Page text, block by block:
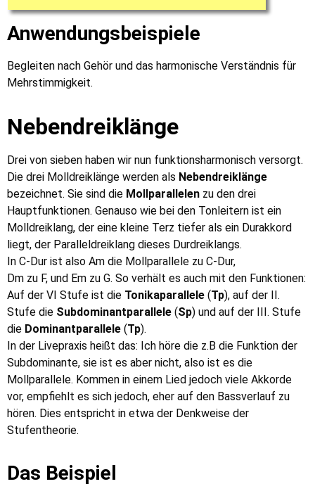
Anwendungsbeispiele
Begleiten nach Gehör und das harmonische Verständnis für
Mehrstimmigkeit.
Nebendreiklänge
Drei von sieben haben wir nun funktionsharmonisch versorgt.
Die drei Molldreiklänge werden als Nebendreiklänge
bezeichnet. Sie sind die Mollparallelen zu den drei
Hauptfunktionen. Genauso wie bei den Tonleitern ist ein
Molldreiklang, der eine kleine Terz tiefer als ein Durakkord
liegt, der Paralleldreiklang dieses Durdreiklangs.
In C-Dur ist also Am die Mollparallele zu C-Dur,
Dm zu F, und Em zu G. So verhält es auch mit den Funktionen:
Auf der VI Stufe ist die Tonikaparallele (Tp), auf der II.
Stufe die Subdominantparallele (Sp) und auf der III. Stufe
die Dominantparallele (Tp).
In der Livepraxis heißt das: Ich höre die z.B die Funktion der
Subdominante, sie ist es aber nicht, also ist es die
Mollparallele. Kommen in einem Lied jedoch viele Akkorde
vor, empfiehlt es sich jedoch, eher auf den Bassverlauf zu
hören. Dies entspricht in etwa der Denkweise der
Stufentheorie.
Das Beispiel